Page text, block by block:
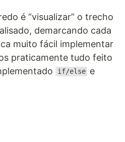
é “visualizar” o trecho
demarcando cada
muito fácil implementar
praticamente tudo feito
if/else e